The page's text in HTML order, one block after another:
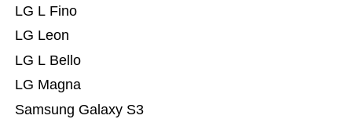
Samsung Galaxy S3
LG Magna
LG L Bello
LG Leon
LG L Fino